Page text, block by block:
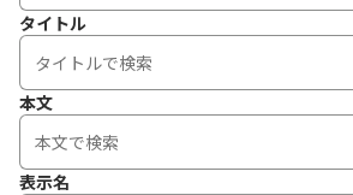
タイトル
本文
表示名